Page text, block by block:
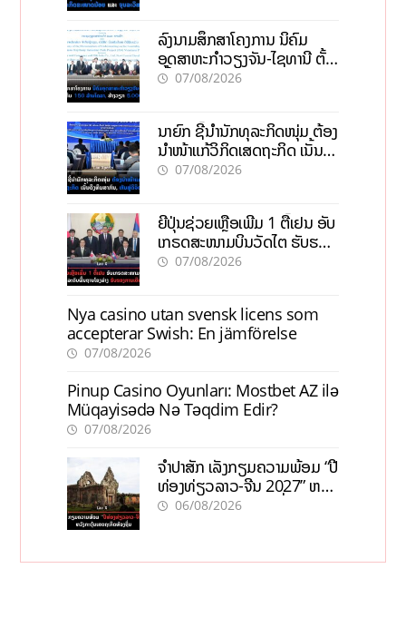
ລົງນາມສຶກສາໂຄງການ ນິຄົມ
ອຸດສາຫະກຳວຽງຈັນ-ໄຊທານີ ຕັ້ງ
ເປົ້າດຶງທຶນ 150 ລ້ານໂດລາ, ສ້າງ
07/08/2026
ນາຍົກ ຊີ້ນຳນັກທຸລະກິດໜຸ່ມ ຕ້ອງ
ນຳໜ້າແກ້ວິກິດເສດຖະກິດ ເນັ້ນດຶງ
ທຶນສາກົນ, ຫັນສູ່ດິຈິຕອນ
07/08/2026
ຍີ່ປຸ່ນຊ່ວຍເຫຼືອເພີ່ມ 1 ຕື້ເຢນ ອັບ
ເກຣດສະໜາມບິນວັດໄຕ ຮັບຮອງ
ການເຕີບໂຕ
07/08/2026
Nya casino utan svensk licens som
accepterar Swish: En jämförelse
07/08/2026
Pinup Casino Oyunları: Mostbet AZ ilə
Müqayisədə Nə Təqdim Edir?
07/08/2026
ຈຳປາສັກ ເລັ່ງກຽມຄວາມພ້ອມ “ປີ
ທ່ອງທ່ຽວລາວ-ຈີນ 2027” ຫວັງ
ກະຕຸ້ນເສດຖະກິດທ້ອງຖິ່ນ
06/08/2026